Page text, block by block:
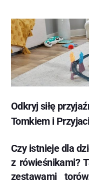
Odkryj siłę
Tomkiem i
Czy istnieje dla
z rówieśnikami?
zestawami